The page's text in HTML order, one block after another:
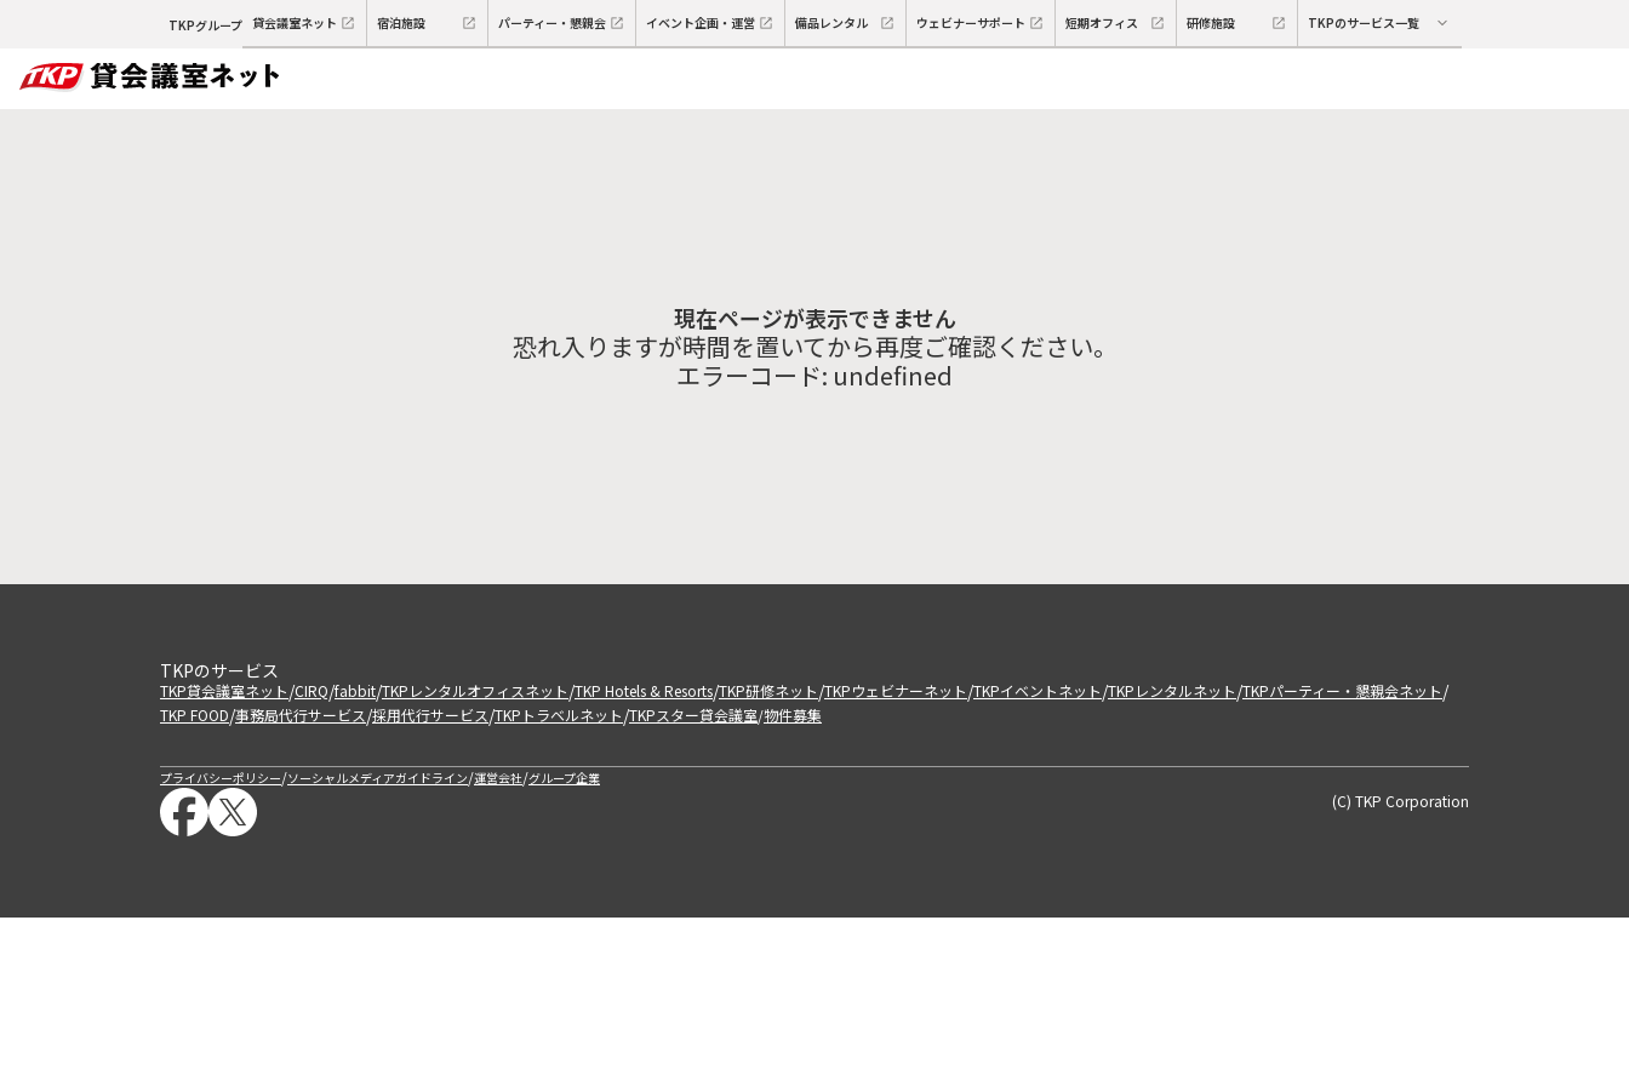
TKPグループ 貸会議室ネット 宿泊施設 パーティー・懇親会 イベント企画・運営 備品レンタル ウェビナーサポート 短期オフィス 研修施設 TKPのサービス一覧
現在ページが表示できません
恐れ入りますが時間を置いてから再度ご確認ください。
エラーコード: undefined
TKPのサービス
TKP貸会議室ネット/CIRQ/fabbit/TKPレンタルオフィスネット/TKP Hotels & Resorts/TKP研修ネット/TKPウェビナーネット/TKPイベントネット/TKPレンタルネット/TKPパーティー・懇親会ネット/
TKP FOOD/事務局代行サービス/採用代行サービス/TKPトラベルネット/TKPスター貸会議室/物件募集
プライバシーポリシー/ソーシャルメディアガイドライン/運営会社/グループ企業
(C) TKP Corporation